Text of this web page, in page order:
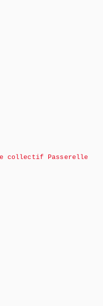
le collectif Passerelle